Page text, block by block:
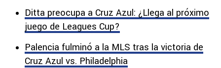
Ditta preocupa a Cruz Azul: ¿Llega al próximo
juego de Leagues Cup?
Palencia fulminó a la MLS tras la victoria de
Cruz Azul vs. Philadelphia